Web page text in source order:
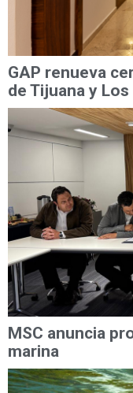
GAP renueva
de Tijuana y Los
MSC anuncia
marina